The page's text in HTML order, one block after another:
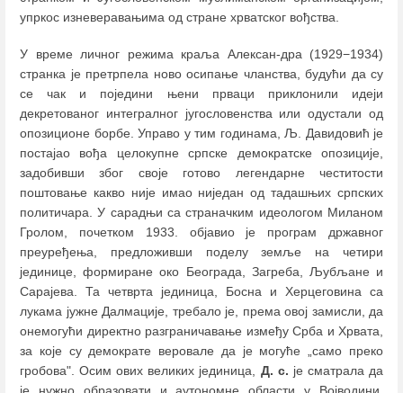
упркос изневеравањима од стране хрватског вођства.
У време личног режима краља Алексан-дра (1929−1934)
странка је претрпела ново осипање чланства, будући да су
се чак и поједини њени прваци приклонили идеји
декретованог интегралног југословенства или одустали од
опозиционе борбе. Управо у тим годинама, Љ. Давидовић је
постајао вођа целокупне српске демократске опозиције,
задобивши због своје готово легендарне честитости
поштовање какво није имао ниједан од тадашњих српских
политичара. У сарадњи са страначким идеологом Миланом
Гролом, почетком 1933. објавио је програм државног
преуређења, предложивши поделу земље на четири
јединице, формиране око Београда, Загреба, Љубљане и
Сарајева. Та четврта јединица, Босна и Херцеговина са
лукама јужне Далмације, требало је, према овој замисли, да
онемогући директно разграничавање између Срба и Хрвата,
за које су демократе веровале да је могуће „само преко
гробова". Осим ових великих јединица, Д. с. је сматрала да
је нужно образовати и аутономне области у Војводини,